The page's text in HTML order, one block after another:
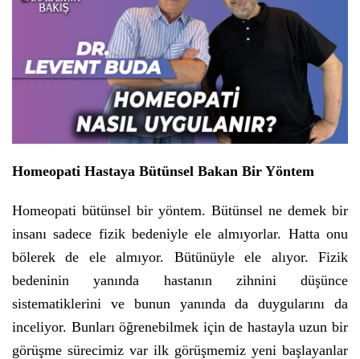
Homeopati Hastaya Bütünsel Bakan Bir Yöntem
Homeopati bütünsel bir yöntem. Bütünsel ne demek bir
insanı sadece fizik bedeniyle ele almıyorlar. Hatta onu
bölerek de ele almıyor. Bütünüyle ele alıyor. Fizik
bedeninin yanında hastanın zihnini düşünce
sistematiklerini ve bunun yanında da duygularını da
inceliyor. Bunları öğrenebilmek için de hastayla uzun bir
görüşme sürecimiz var ilk görüşmemiz yeni başlayanlar